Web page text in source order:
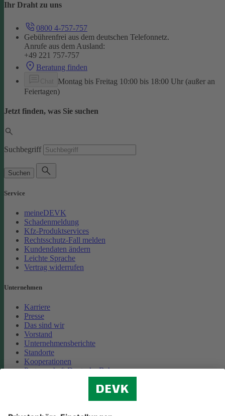
Ihr Draht zu uns
0800 4-757-757
Gebührenfrei aus dem deutschen Telefonnetz.
Anrufe aus dem Ausland:
+49 221 757-757
Beratung finden
Montag bis Freitag 10:00 bis 18:00 Uhr (außer an
Feiertagen)
Jetzt finden, was Sie suchen
Suchbegriff
Suchen
Service
meineDEVK
Schadenmeldung
Kfz-Produktservices
Rechtsschutz-Fall melden
Kundendaten ändern
Leichte Sprache
Vertrag widerrufen
Unternehmen
Karriere
Presse
Das sind wir
Vorstand
Unternehmensberichte
Standorte
Kooperationen
Partnerschaft Deutsche Bahn